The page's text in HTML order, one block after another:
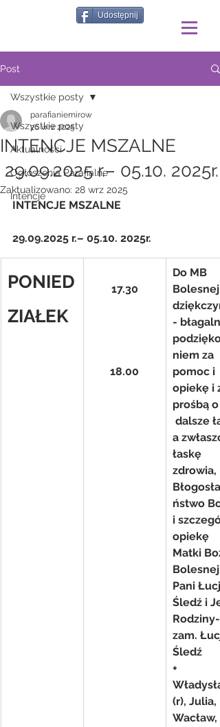
Udostępnij
Post
Wszystkie posty
Aktualności
Ogłoszenia Parafialne
Intencje
Wszystkie posty
INTENCJE MSZALNE
29.09.2025 r.– 05.10. 2025r.
parafianiemirow
26 wrz 2025
Zaktualizowano: 28 wrz 2025
INTENCJE MSZALNE
29.09.2025 r.– 05.10. 2025r.
PONIED
ZIAŁEK
17.30
18.00
Do MB
Bolesnej
-
niem za
pomoc i
opiekę i z
prośbą o
dalsze
a
łaskę
zdrowia,
ństwo
i
opiekę
Matki
Bolesnej
Pani Łucji
Śledź i
Rodziny-
zam.
Śledź
+
(r), Julia,
Wacław,